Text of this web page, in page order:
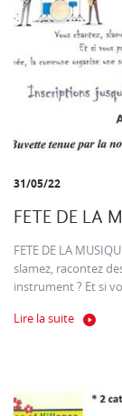
31/05/22
FETE DE LA
FETE DE LA
slamez, racontez
instrument ? Et si
Lire la suite